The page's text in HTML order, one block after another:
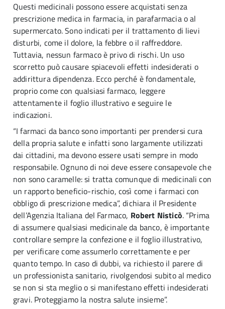
Questi medicinali possono essere acquistati senza
prescrizione medica in farmacia, in parafarmacia o al
supermercato. Sono indicati per il trattamento di lievi
disturbi, come il dolore, la febbre o il raffreddore.
Tuttavia, nessun farmaco è privo di rischi. Un uso
scorretto può causare spiacevoli effetti indesiderati o
addirittura dipendenza. Ecco perché è fondamentale,
proprio come con qualsiasi farmaco, leggere
attentamente il foglio illustrativo e seguire le
indicazioni.
“I farmaci da banco sono importanti per prendersi cura
della propria salute e infatti sono largamente utilizzati
dai cittadini, ma devono essere usati sempre in modo
responsabile. Ognuno di noi deve essere consapevole che
non sono caramelle: si tratta comunque di medicinali con
un rapporto beneficio-rischio, così come i farmaci con
obbligo di prescrizione medica”, dichiara il Presidente
dell’Agenzia Italiana del Farmaco, Robert Nisticò. “Prima
di assumere qualsiasi medicinale da banco, è importante
controllare sempre la confezione e il foglio illustrativo,
per verificare come assumerlo correttamente e per
quanto tempo. In caso di dubbi, va richiesto il parere di
un professionista sanitario, rivolgendosi subito al medico
se non si sta meglio o si manifestano effetti indesiderati
gravi. Proteggiamo la nostra salute insieme”.